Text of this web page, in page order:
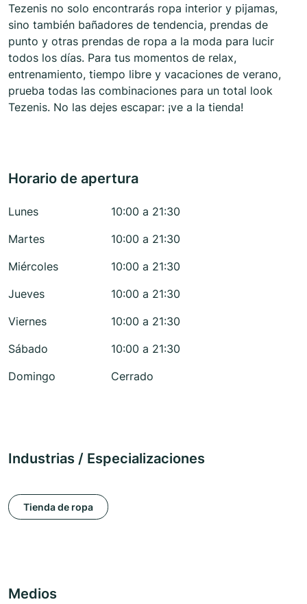
Tezenis no solo encontrarás ropa interior y pijamas,
sino también bañadores de tendencia, prendas de
punto y otras prendas de ropa a la moda para lucir
todos los días. Para tus momentos de relax,
entrenamiento, tiempo libre y vacaciones de verano,
prueba todas las combinaciones para un total look
Tezenis. No las dejes escapar: ¡ve a la tienda!
Horario de apertura
Lunes
10:00 a 21:30
Martes
10:00 a 21:30
Miércoles
10:00 a 21:30
Jueves
10:00 a 21:30
Viernes
10:00 a 21:30
Sábado
10:00 a 21:30
Domingo
Cerrado
Industrias / Especializaciones
Tienda de ropa
Medios